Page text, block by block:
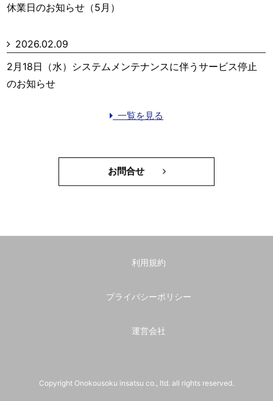
休業日のお知らせ（5月）
2026.02.09
2月18日（水）システムメンテナンスに伴うサービス停止
のお知らせ
一覧を見る
お問合せ
利用規約
プライバシーポリシー
運営会社
Copyright Onokousoku insatsu co., ltd. all rights reserved.